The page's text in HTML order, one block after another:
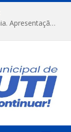
FESTRIBAL 2026 – No Coração da Amazônia. Apresentação da Munduruku.